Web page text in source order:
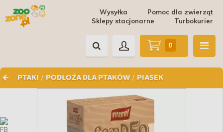
Pomoc dla zwierząt
Wysyłka
Turbokurier
Sklepy stacjonarne
PTAKI / PODŁOŻA DLA PTAKÓW / PIASEK
0